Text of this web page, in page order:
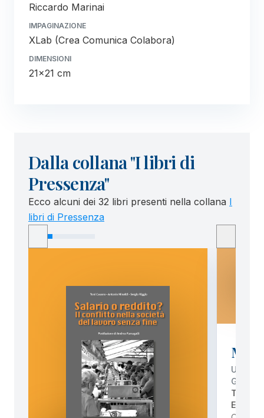
Riccardo Marinai
IMPAGINAZIONE
XLab (Crea Comunica Colabora)
DIMENSIONI
21x21 cm
Dalla collana "I libri di
Pressenza"
Ecco alcuni dei 32 libri presenti nella collana I
libri di Pressenza
TONI
E